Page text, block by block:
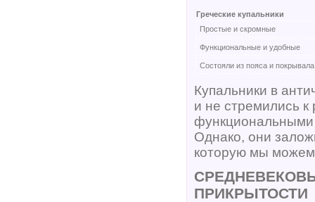
Греческие купальники
Простые и скромные
Функциональные и удобные
Состояли из пояса и покрывала
Купальники в
и не стремились
функциональными
Однако, они
которую мы
ПРИКРЫТОСТИ